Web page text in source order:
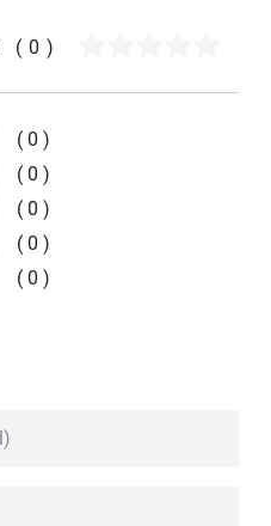
(0)
0
0
0
0
0